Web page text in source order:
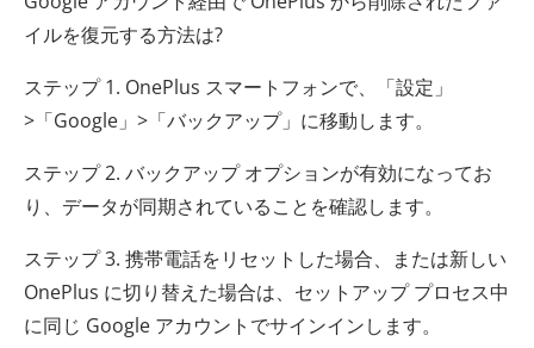
イルを復元する方法は?
ステップ 1. OnePlus スマートフォンで、「設定」
>「Google」>「バックアップ」に移動します。
ステップ 2. バックアップ オプションが有効になってお
り、データが同期されていることを確認します。
ステップ 3. 携帯電話をリセットした場合、または新しい
OnePlus に切り替えた場合は、セットアップ プロセス中
に同じ Google アカウントでサインインします。